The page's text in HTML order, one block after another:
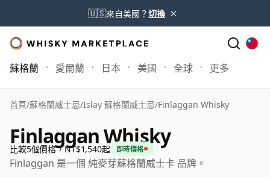
🇺🇸來自美國？切換 ×
蘇格蘭 愛爾蘭 日本 美國 全球 更多
首頁/蘇格蘭威士忌/Islay 蘇格蘭威士忌/Finlaggan Whisky
Finlaggan Whisky
比較5個價格，NT$1,540起 即時價格
Finlaggan 是一個 純麥芽蘇格蘭威士卡 品牌。